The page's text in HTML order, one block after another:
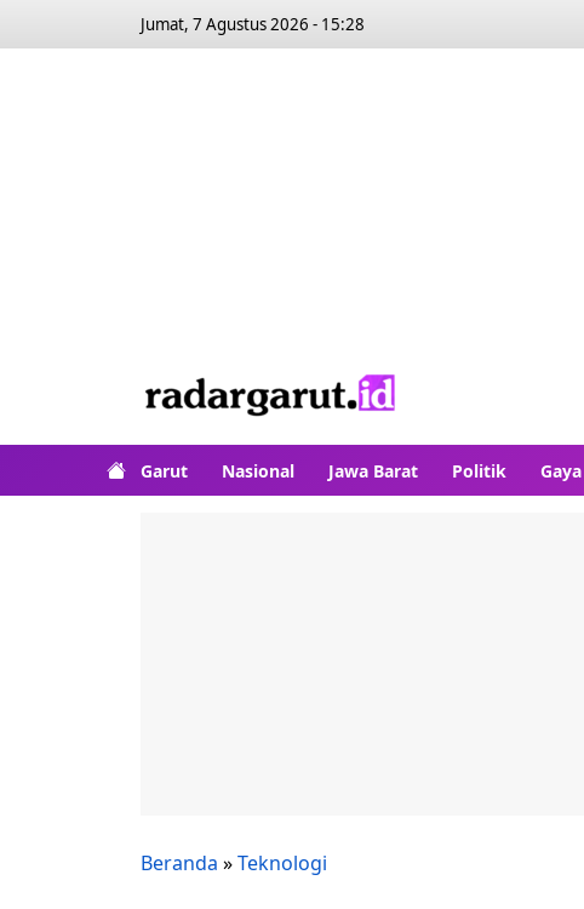
Jumat, 7 Agustus 2026 - 15:28
Garut Nasional Jawa Barat Politik
Beranda »Teknologi